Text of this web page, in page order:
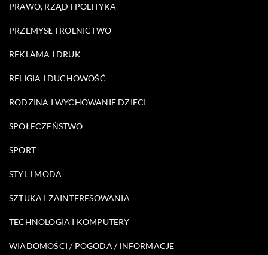
PRAWO, RZĄD I POLITYKA
PRZEMYSŁ I ROLNICTWO
REKLAMA I DRUK
RELIGIA I DUCHOWOŚĆ
RODZINA I WYCHOWANIE DZIECI
SPOŁECZEŃSTWO
SPORT
STYL I MODA
SZTUKA I ZAINTERESOWANIA
TECHNOLOGIA I KOMPUTERY
WIADOMOŚCI / POGODA / INFORMACJE